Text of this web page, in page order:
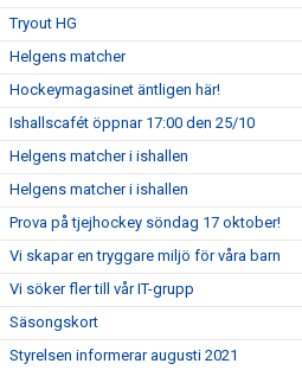
Tryout HG
Helgens matcher
Hockeymagasinet äntligen här!
Ishallscafét öppnar 17:00 den 25/10
Helgens matcher i ishallen
Helgens matcher i ishallen
Prova på tjejhockey söndag 17 oktober!
Vi skapar en tryggare miljö för våra barn
Vi söker fler till vår IT-grupp
Säsongskort
Styrelsen informerar augusti 2021